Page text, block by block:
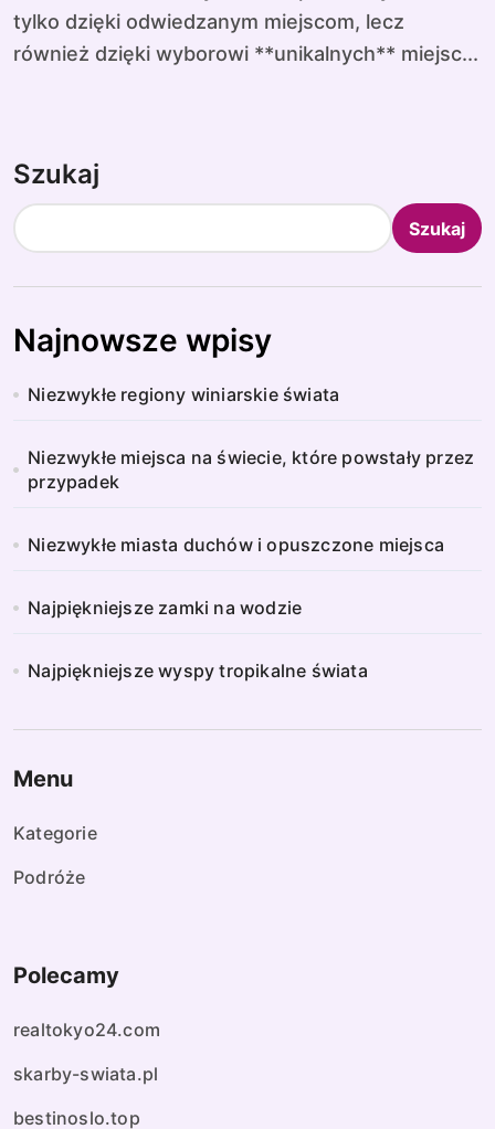
tylko dzięki odwiedzanym miejscom, lecz
również dzięki wyborowi **unikalnych** miejsc...
Szukaj
Szukaj
Najnowsze wpisy
Niezwykłe regiony winiarskie świata
Niezwykłe miejsca na świecie, które powstały przez
przypadek
Niezwykłe miasta duchów i opuszczone miejsca
Najpiękniejsze zamki na wodzie
Najpiękniejsze wyspy tropikalne świata
Menu
Kategorie
Podróże
Polecamy
realtokyo24.com
skarby-swiata.pl
bestinoslo.top